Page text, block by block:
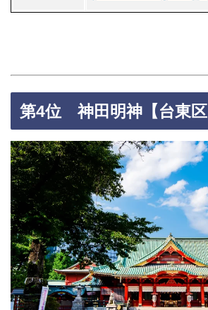
第4位 神田明神【台東区